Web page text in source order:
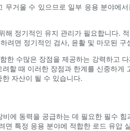
거울 수 있으므로 일부 응용 분야에
정기적인 유지 관리가 필요합니다.
려면 정기적인 검사, 윤활 및 마모된 구
수많은 장점을 제공하는 강력하고
할 때 이러한 장점과 한계를 신중하
자산이 될 수 있습니다.
에 동력을 공급하는 데 필요한 필수
특정 응용 분야에 적합한 로드 유압